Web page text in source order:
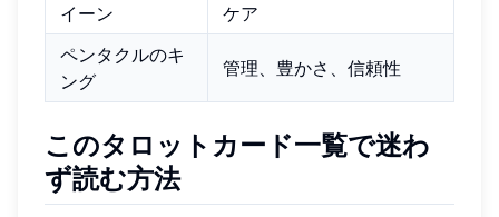
イーン
ケア
ペンタクルのキ
ング
管理、豊かさ、信頼性
このタロットカード一覧で迷わ
ず読む方法